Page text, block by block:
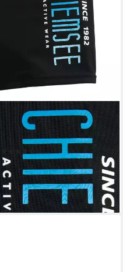
CHIEMSEE
Boxer-Badehose mit
Logodruck
(44)
19,99 €
lieferbar - in 1-2 Werktagen bei dir